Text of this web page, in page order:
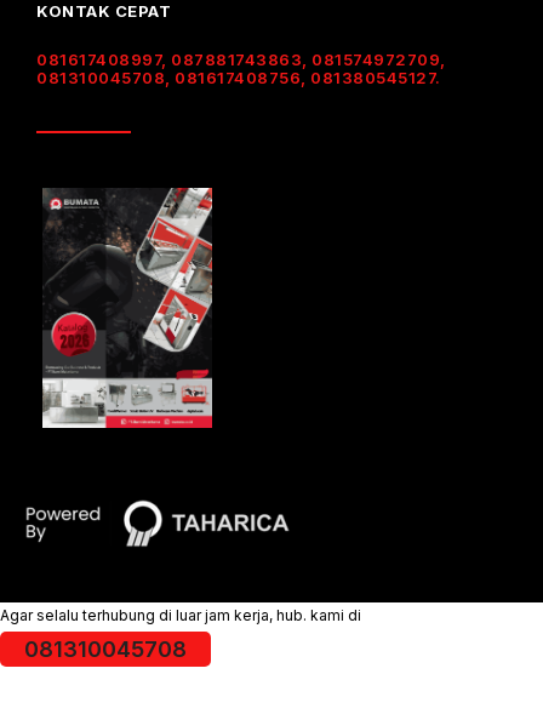
KONTAK CEPAT
081617408997, 087881743863, 081574972709,
081310045708, 081617408756, 081380545127.
Agar selalu terhubung di luar jam kerja, hub. kami di
081310045708